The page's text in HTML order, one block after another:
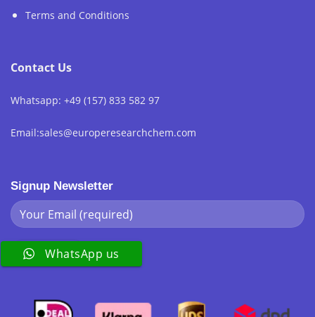
Terms and Conditions
Contact Us
Whatsapp: +49 (157) 833 582 97
Email:sales@europeresearchchem.com
Signup Newsletter
WhatsApp us